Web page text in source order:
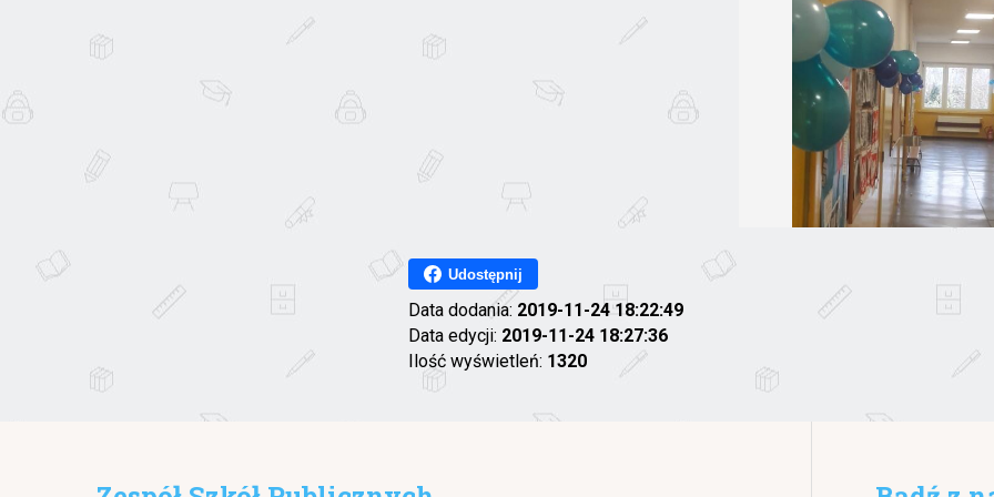
Udostępnij
Data dodania: 2019-11-24 18:22:49
Data edycji: 2019-11-24 18:27:36
Ilość wyświetleń: 1320